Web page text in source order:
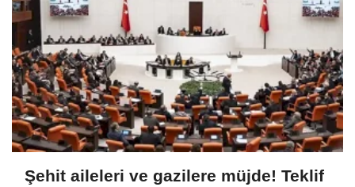
Şehit aileleri ve gazilere müjde! Teklif